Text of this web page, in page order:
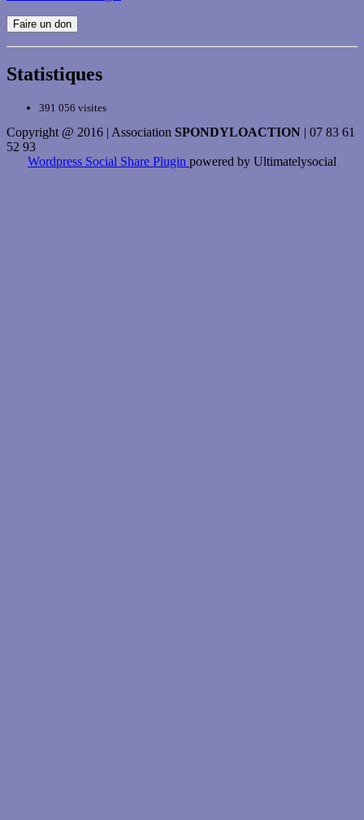
Faire un don
Statistiques
391 056 visites
Copyright @ 2016 | Association SPONDYLOACTION | 07 83 61
52 93
Wordpress Social Share Plugin powered by Ultimatelysocial